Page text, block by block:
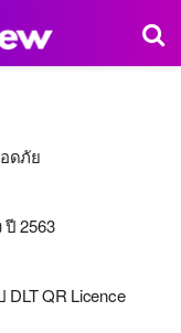
ดภัย
2563
QR Licence